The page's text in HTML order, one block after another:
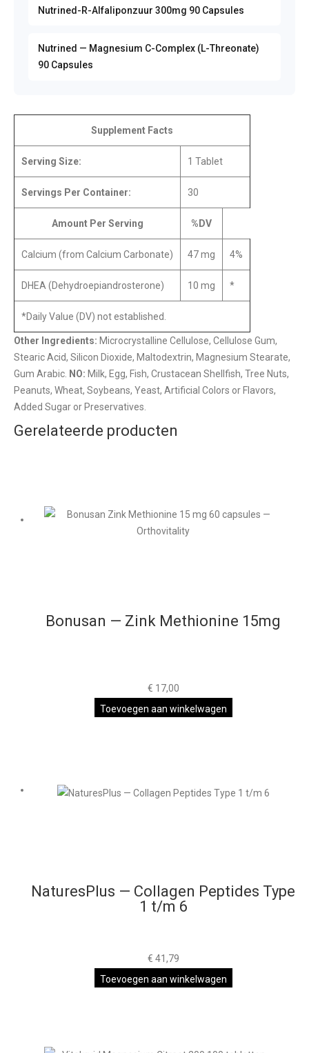
Nutrined-R-Alfaliponzuur 300mg 90 Capsules
Nutrined — Magnesium C-Complex (L-Threonate)
90 Capsules
Supplement Facts
Serving Size: 1 Tablet
Servings Per Container: 30
Amount Per Serving %DV
Calcium (from Calcium Carbonate) 47 mg 4%
DHEA (Dehydroepiandrosterone) 10 mg *
*Daily Value (DV) not established.
Other Ingredients: Microcrystalline Cellulose, Cellulose Gum,
Stearic Acid, Silicon Dioxide, Maltodextrin, Magnesium Stearate,
Gum Arabic. NO: Milk, Egg, Fish, Crustacean Shellfish, Tree Nuts,
Peanuts, Wheat, Soybeans, Yeast, Artificial Colors or Flavors,
Added Sugar or Preservatives.
Gerelateerde producten
Bonusan — Zink Methionine 15mg
€ 17,00
Toevoegen aan winkelwagen
NaturesPlus — Collagen Peptides Type
1 t/m 6
€ 41,79
Toevoegen aan winkelwagen